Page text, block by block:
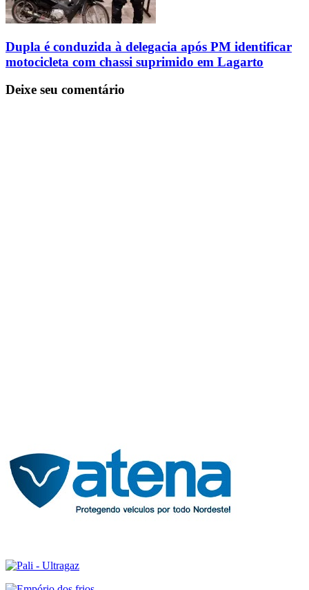
Dupla é conduzida à delegacia após PM identificar
motocicleta com chassi suprimido em Lagarto
Deixe seu comentário